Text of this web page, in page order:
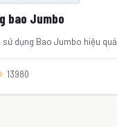
bao Jumbo
sử dụng Bao Jumbo hiệu quả
13980